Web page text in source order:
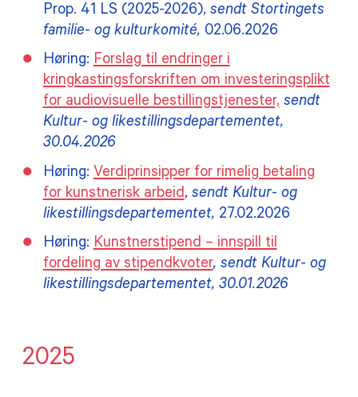
Prop. 41 LS (2025-2026), sendt Stortingets
familie- og kulturkomité, 02.06.2026
Høring:Forslag til endringer i
kringkastingsforskriften om investeringsplikt
for audiovisuelle bestillingstjenester, sendt
Kultur- og likestillingsdepartementet,
30.04.2026
Høring: Verdiprinsipper for rimelig betaling
for kunstnerisk arbeid, sendt Kultur- og
likestillingsdepartementet, 27.02.2026
Høring:Kunstnerstipend – innspill til
fordeling av stipendkvoter, sendt Kultur- og
likestillingsdepartementet, 30.01.2026
2025